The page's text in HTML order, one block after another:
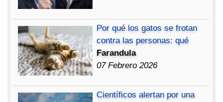
Por qué los gatos se frotan
contra las personas: qué
Farandula
07 Febrero 2026
Científicos alertan por una